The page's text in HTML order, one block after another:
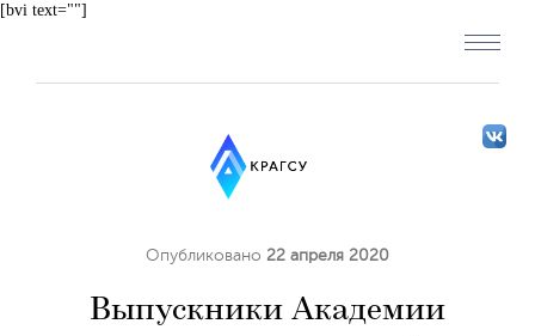
[bvi text=""]
Опубликовано 22 апреля 2020
Выпускники Академии